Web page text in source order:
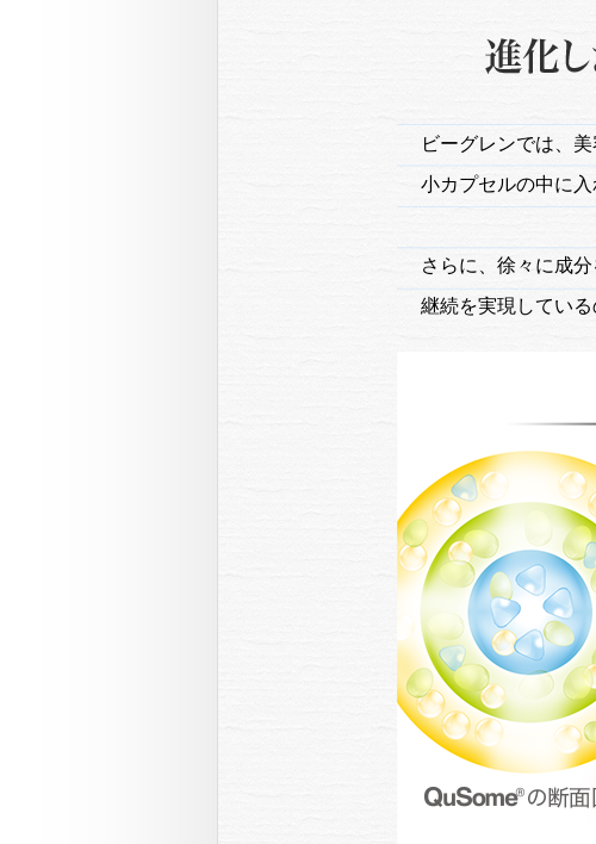
ビーグレンでは、
小カプセルの中に
さらに、徐々に成
継続を実現している